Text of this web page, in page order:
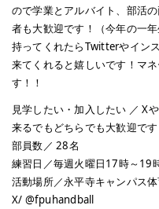
ので学業とアルバイト、部活
者も大歓迎です！（今年の一
持ってくれたらTwitterやイン
来てくれると嬉しいです！マ
す！！
見学したい・加入したい ／ X
来るでもどちらでも大歓迎です
部員数／ 28名
練習日／毎週火曜日17時～19
活動場所／永平寺キャンパス
X/ @fpuhandball